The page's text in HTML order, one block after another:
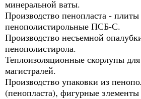
минеральной ваты.
Производство пенопласта - плиты
пенополистирольные ПСБ-С.
Производство несъемной
пенополистирола.
Теплоизоляционные скорлупы
магистралей.
Производство упаковки из
(пенопласта), фигурные элементы